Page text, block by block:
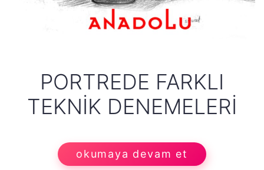
PORTREDE FARKLI
TEKNIK DENEMELERI
okumaya devam et